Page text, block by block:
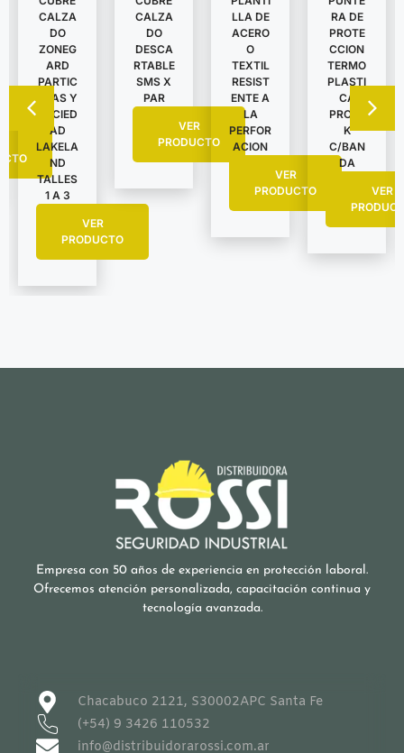
CALZA
DO
ZONEG
ARD
PARTIC
ULAS Y
SUCIED
AD
LAKELA
ND
TALLES
1 A 3
VER
PRODUCTO
CALZA
DO
DESCA
RTABLE
SMS X
PAR
VER
PRODUCTO
LLA DE
ACERO
O
TEXTIL
RESIST
ENTE A
LA
PERFOR
ACION
VER
PRODUCTO
RA DE
PROTE
CCION
TERMO
PLASTI
CA
PROTE
K
C/BAN
DA
VER
Empresa con 50 años de experiencia en protección laboral.
Ofrecemos atención personalizada, capacitación continua y
tecnología avanzada.
Chacabuco 2121, S30002APC Santa Fe
(+54) 9 3426 110532
info@distribuidorarossi.com.ar